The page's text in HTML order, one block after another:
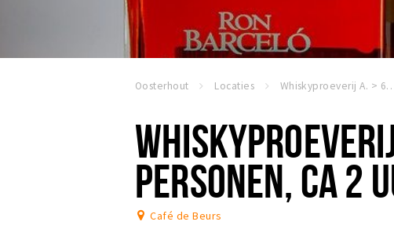
Oosterhout Locaties Whiskyproeverij A. > 6 – 15
PERSONEN, CA 2
Café de Beurs